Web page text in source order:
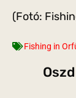
(Fotó:
Fishing in